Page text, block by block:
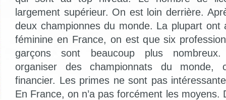
largement supérieur. On est loin derrière.
deux championnes du monde. La plupart ont
féminine en France, on est que six
garçons sont beaucoup plus
organiser des championnats du monde,
financier. Les primes ne sont pas
En France, on n’a pas forcément les moyens.